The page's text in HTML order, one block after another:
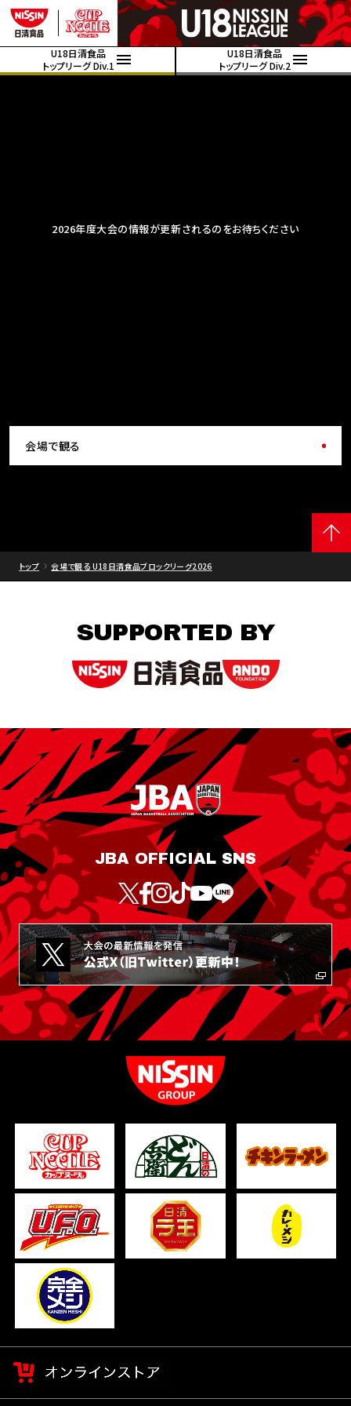
U18日清食品
トップリーグ Div.1
U18日清食品
トップリーグ Div.2
2026年度大会の情報が更新されるのをお待ちください
会場で観る
トップ 会場で観る U18日清食品ブロックリーグ2026
SUPPORTED BY
JBA OFFICIAL SNS